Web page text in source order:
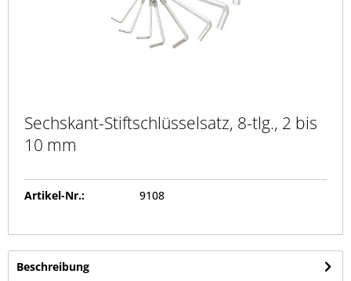
Sechskant-Stiftschlüsselsatz, 8-tlg., 2 bis
10 mm
Artikel-Nr.: 9108
Beschreibung